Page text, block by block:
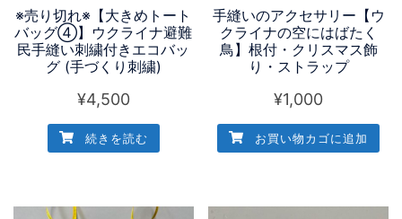
※売り切れ※【大きめトート
バッグ④】ウクライナ避難
民手縫い刺繍付きエコバッ
グ (手づくり刺繍)
¥4,500
続きを読む
手縫いのアクセサリー【ウ
クライナの空にはばたく
鳥】根付・クリスマス飾
り・ストラップ
¥1,000
お買い物カゴに追加